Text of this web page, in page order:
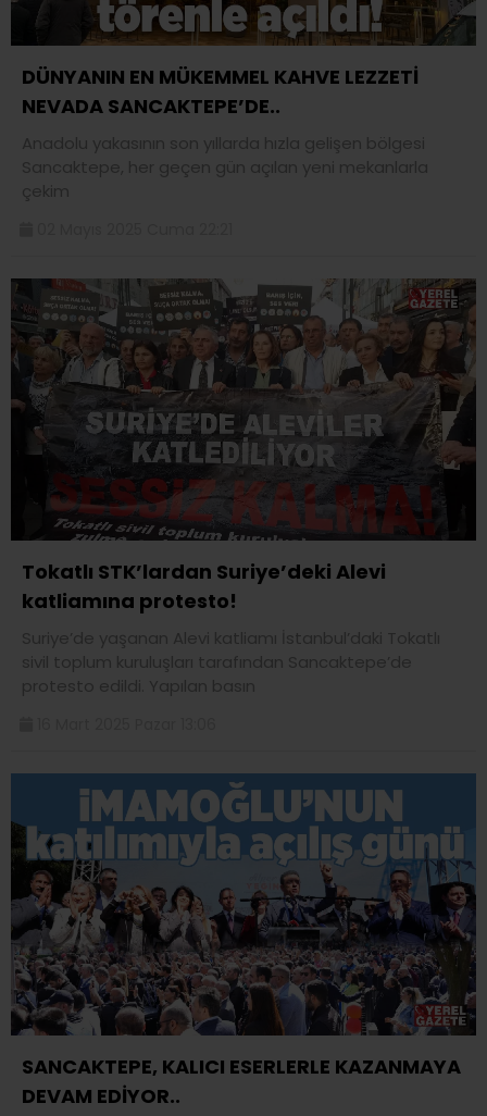
DÜNYANIN EN MÜKEMMEL KAHVE LEZZETİ
NEVADA SANCAKTEPE’DE..
Anadolu yakasının son yıllarda hızla gelişen bölgesi
Sancaktepe, her geçen gün açılan yeni mekanlarla
çekim
Tokatlı STK’lardan Suriye’deki Alevi
katliamına protesto!
Suriye’de yaşanan Alevi katliamı İstanbul’daki Tokatlı
sivil toplum kuruluşları tarafından Sancaktepe’de
protesto edildi. Yapılan basın
SANCAKTEPE, KALICI ESERLERLE KAZANMAYA
DEVAM EDİYOR..